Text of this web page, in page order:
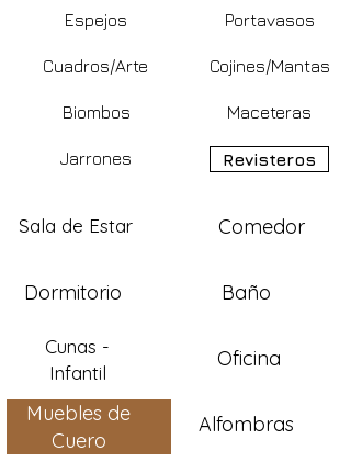
Espejos
Cuadros/Arte
Biombos
Jarrones
Sala de Estar
Dormitorio
Cunas -
Infantil
Muebles de
Cuero
Portavasos
Cojines/Mantas
Maceteras
Revisteros
Comedor
Baño
Oficina
Alfombras